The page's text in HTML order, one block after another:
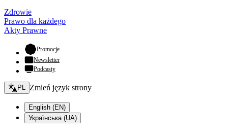
Zdrowie
Prawo dla każdego
Akty Prawne
Promocje- otwiera się w nowej karcie
Newsletter
Podcasty
Zmień język - bieżący:
PL Zmień język strony
English (EN)
Українська (UA)